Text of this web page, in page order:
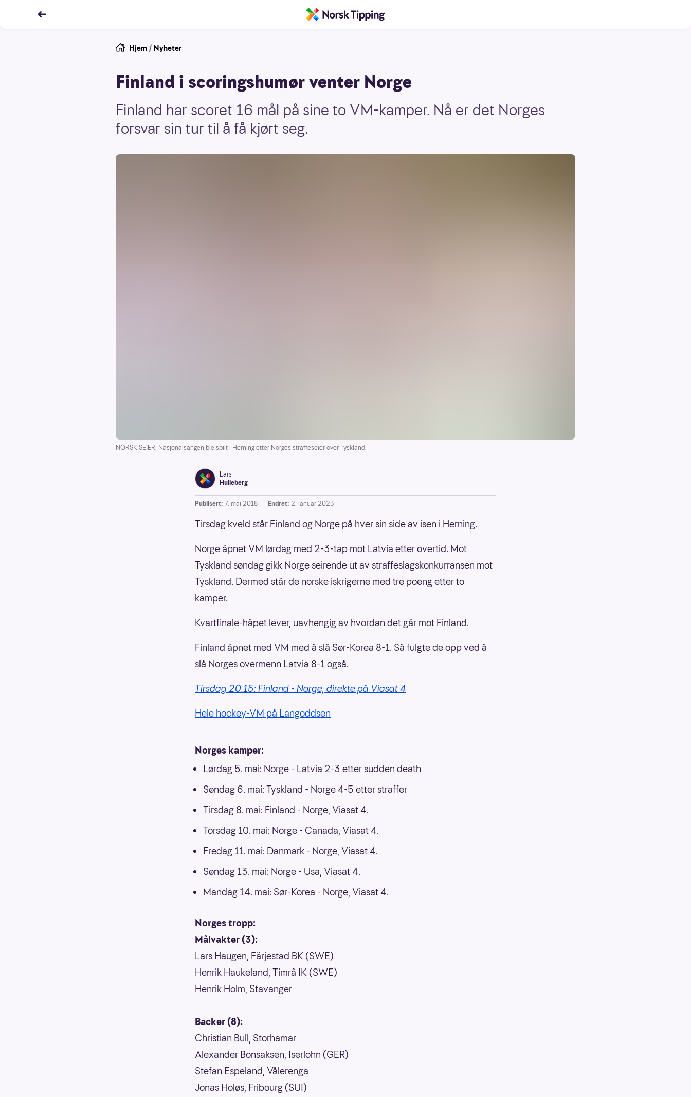
Hjem / Nyheter
Finland i scoringshumør venter Norge
Finland har scoret 16 mål på sine to VM-kamper. Nå er det Norges
forsvar sin tur til å få kjørt seg.
NORSK SEIER: Nasjonalsangen ble spilt i Herning etter Norges straffeseier over Tyskland.
Lars
Hulleberg
Publisert: 7. mai 2018 Endret: 2. januar 2023
Tirsdag kveld står Finland og Norge på hver sin side av isen i Herning.
Norge åpnet VM lørdag med 2-3-tap mot Latvia etter overtid. Mot
Tyskland søndag gikk Norge seirende ut av straffeslagskonkurransen mot
Tyskland. Dermed står de norske iskrigerne med tre poeng etter to
kamper.
Kvartfinale-håpet lever, uavhengig av hvordan det går mot Finland.
Finland åpnet med VM med å slå Sør-Korea 8-1. Så fulgte de opp ved å
slå Norges overmenn Latvia 8-1 også.
Tirsdag 20.15: Finland - Norge, direkte på Viasat 4
Hele hockey-VM på Langoddsen
Norges kamper:
Lørdag 5. mai: Norge - Latvia 2-3 etter sudden death
Søndag 6. mai: Tyskland - Norge 4-5 etter straffer
Tirsdag 8. mai: Finland - Norge, Viasat 4.
Torsdag 10. mai: Norge - Canada, Viasat 4.
Fredag 11. mai: Danmark - Norge, Viasat 4.
Søndag 13. mai: Norge - Usa, Viasat 4.
Mandag 14. mai: Sør-Korea - Norge, Viasat 4.
Norges tropp:
Målvakter (3):
Lars Haugen, Färjestad BK (SWE)
Henrik Haukeland, Timrå IK (SWE)
Henrik Holm, Stavanger
Backer (8):
Christian Bull, Storhamar
Alexander Bonsaksen, Iserlohn (GER)
Stefan Espeland, Vålerenga
Jonas Holøs, Fribourg (SUI)